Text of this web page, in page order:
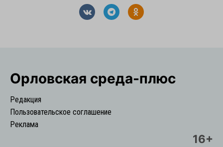
Орловская cреда-плюс
Редакция
Пользовательское соглашение
Реклама
16+